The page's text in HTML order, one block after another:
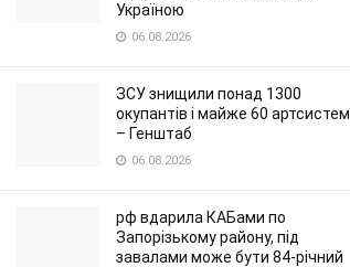
Україною
06.08.2026
ЗСУ знищили понад 1300
окупантів і майже 60 артсистем
– Генштаб
06.08.2026
рф вдарила КАБами по
Запорізькому району, під
завалами може бути 84-річний